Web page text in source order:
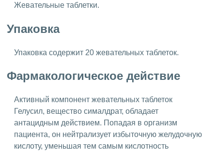
Жевательные таблетки.
Упаковка
Упаковка содержит 20 жевательных таблеток.
Фармакологическое действие
Активный компонент жевательных таблеток
Гелусил, вещество сималдрат, обладает
антацидным действием. Попадая в организм
пациента, он нейтрализует избыточную желудочную
кислоту, уменьшая тем самым кислотность